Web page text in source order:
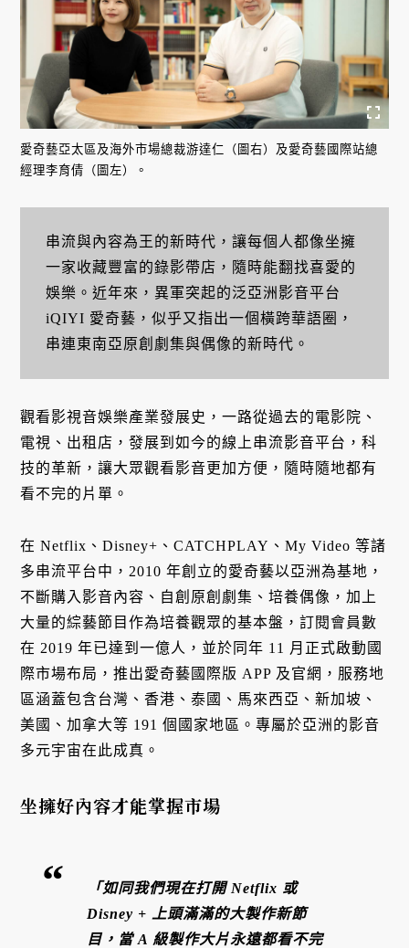
愛奇藝亞太區及海外市場總裁游達仁（圖右）及愛奇藝國際站總
經理李育倩（圖左）。
串流與內容為王的新時代，讓每個人都像坐擁
一家收藏豐富的錄影帶店，隨時能翻找喜愛的
娛樂。近年來，異軍突起的泛亞洲影音平台
iQIYI 愛奇藝，似乎又指出一個橫跨華語圈，
串連東南亞原創劇集與偶像的新時代。
觀看影視音娛樂產業發展史，一路從過去的電影院、
電視、出租店，發展到如今的線上串流影音平台，科
技的革新，讓大眾觀看影音更加方便，隨時隨地都有
看不完的片單。
在 Netflix、Disney+、CATCHPLAY、My Video 等諸
多串流平台中，2010 年創立的愛奇藝以亞洲為基地，
不斷購入影音內容、自創原創劇集、培養偶像，加上
大量的綜藝節目作為培養觀眾的基本盤，訂閱會員數
在 2019 年已達到一億人，並於同年 11 月正式啟動國
際市場布局，推出愛奇藝國際版 APP 及官網，服務地
區涵蓋包含台灣、香港、泰國、馬來西亞、新加坡、
美國、加拿大等 191 個國家地區。專屬於亞洲的影音
多元宇宙在此成真。
坐擁好內容才能掌握市場
「如同我們現在打開 Netflix 或
Disney + 上頭滿滿的大製作新節
目，當 A 級製作大片永遠都看不完